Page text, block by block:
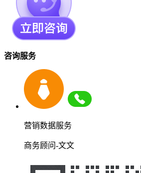
咨询服务
营销数据服务
商务顾问-文文